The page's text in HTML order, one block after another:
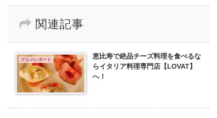
関連記事
グルメレポート
恵比寿で絶品チーズ料理を食べるな
らイタリア料理専門店【LOVAT】
へ！